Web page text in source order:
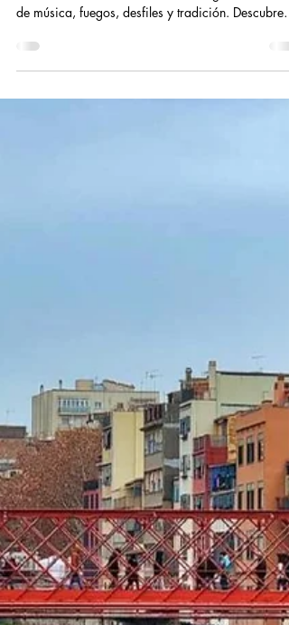
Fires de Sant Narcís: Historia,
Tradición y Novedades 2025
Cada otoño, Girona se transforma para celebrar